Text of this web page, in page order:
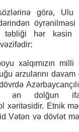
görə, Ulu
təbliği hər kəsin
xalqımızın
arzularını
ən dolğun
xəritəsidir. Etnik
Vətən və dövlət